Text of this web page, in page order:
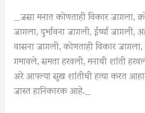
_जसा मनात कोणताही विकार जागला,
जागला, दुर्भावना जागली, ईर्ष्या
वासना जागली, कोणताही विकार
गमावले, समता हरवली, मनाची शांती
अरे आपल्या सुख शांतीची हत्या करत
जास्त हानिकारक आहे._